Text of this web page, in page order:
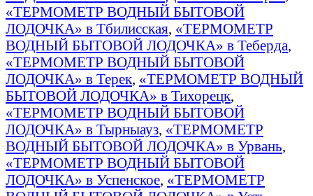
«ТЕРМОМЕТР ВОДНЫЙ БЫТОВОЙ
ЛОДОЧКА» в Тбилисская, «ТЕРМОМЕТР
ВОДНЫЙ БЫТОВОЙ ЛОДОЧКА» в Теберда,
«ТЕРМОМЕТР ВОДНЫЙ БЫТОВОЙ
ЛОДОЧКА» в Терек, «ТЕРМОМЕТР ВОДНЫЙ
БЫТОВОЙ ЛОДОЧКА» в Тихорецк,
«ТЕРМОМЕТР ВОДНЫЙ БЫТОВОЙ
ЛОДОЧКА» в Тырныауз, «ТЕРМОМЕТР
ВОДНЫЙ БЫТОВОЙ ЛОДОЧКА» в Урвань,
«ТЕРМОМЕТР ВОДНЫЙ БЫТОВОЙ
ЛОДОЧКА» в Успенское, «ТЕРМОМЕТР